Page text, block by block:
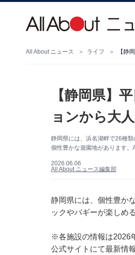
All About ニュース ライフ 【静
【静岡県】
ョンから大
静岡県には、浜名湖畔で26種
個性豊かな遊園地があります。
2026.06.06
All About ニュース編集部
静岡県には、個性豊か
ックやバギーが楽しめ
※各施設の情報は2026
公式サイトにて最新情